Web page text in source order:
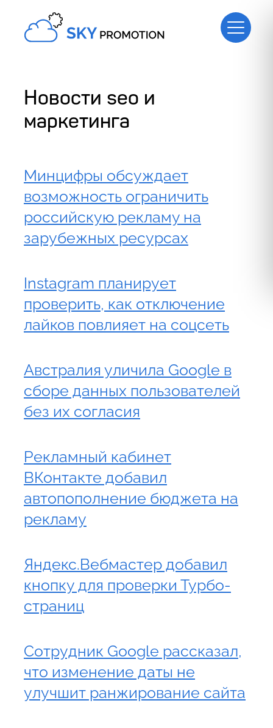
Новости seo и
маркетинга
Минцифры обсуждает
возможность ограничить
российскую рекламу на
зарубежных ресурсах
Instagram планирует
проверить, как отключение
лайков повлияет на соцсеть
Австралия уличила Google в
сборе данных пользователей
без их согласия
Рекламный кабинет
ВКонтакте добавил
автопополнение бюджета на
рекламу
Яндекс.Вебмастер добавил
кнопку для проверки Турбо-
страниц
Сотрудник Google рассказал,
что изменение даты не
улучшит ранжирование сайта